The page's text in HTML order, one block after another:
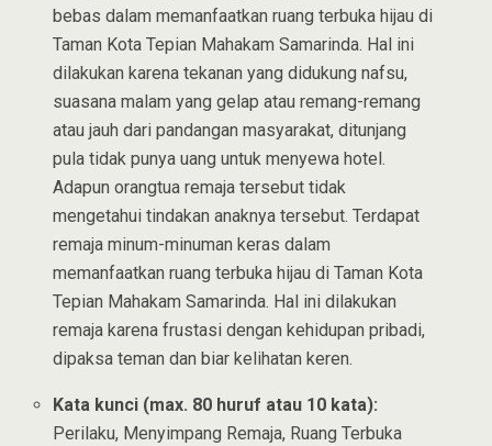
bebas dalam memanfaatkan ruang terbuka hijau di
Taman Kota Tepian Mahakam Samarinda. Hal ini
dilakukan karena tekanan yang didukung nafsu,
suasana malam yang gelap atau remang-remang
atau jauh dari pandangan masyarakat, ditunjang
pula tidak punya uang untuk menyewa hotel.
Adapun orangtua remaja tersebut tidak
mengetahui tindakan anaknya tersebut. Terdapat
remaja minum-minuman keras dalam
memanfaatkan ruang terbuka hijau di Taman Kota
Tepian Mahakam Samarinda. Hal ini dilakukan
remaja karena frustasi dengan kehidupan pribadi,
dipaksa teman dan biar kelihatan keren.
Kata kunci (max. 80 huruf atau 10 kata):
Perilaku, Menyimpang Remaja, Ruang Terbuka